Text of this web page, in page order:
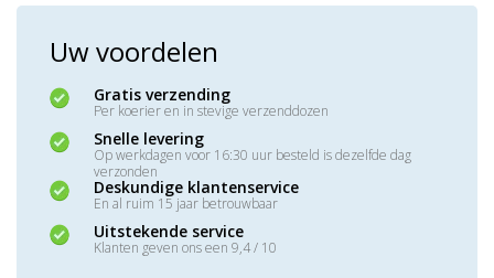
Uw voordelen
Gratis verzending
Per koerier en in stevige verzenddozen
Snelle levering
Op werkdagen voor 16:30 uur besteld is dezelfde dag
verzonden
Deskundige klantenservice
En al ruim 15 jaar betrouwbaar
Uitstekende service
Klanten geven ons een 9,4 / 10